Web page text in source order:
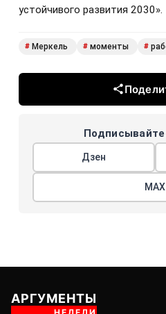
устойчивого развития 2030».
# Меркель # моменты #
Дзен
МАХ
АРГУМЕНТЫ